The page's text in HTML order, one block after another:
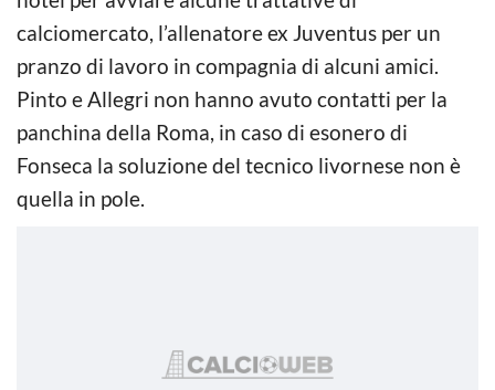
calciomercato, l’allenatore ex Juventus per un
pranzo di lavoro in compagnia di alcuni amici.
Pinto e Allegri non hanno avuto contatti per la
panchina della Roma, in caso di esonero di
Fonseca la soluzione del tecnico livornese non è
quella in pole.